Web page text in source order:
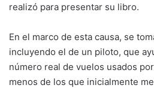
realizó para presentar su libro.
En el marco de esta causa, se
incluyendo el de un piloto, que
número real de vuelos usados
menos de los que inicialmente